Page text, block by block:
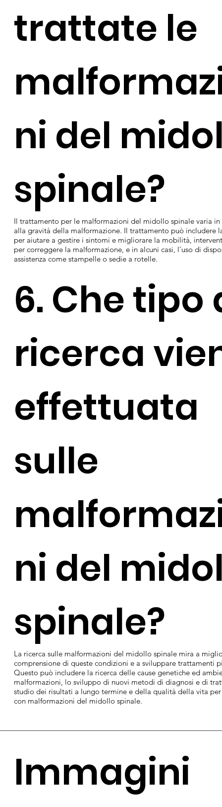
trattate le
ni del
spinale?
Il trattamento per le malformazioni del midollo spinale varia
alla gravità della malformazione. Il trattamento può includere
per aiutare a gestire i sintomi e migliorare la mobilità,
per correggere la malformazione, e in alcuni casi, l'uso di
assistenza come stampelle o sedie a rotelle.
6. Che tipo
ricerca
effettuata
sulle
ni del
spinale?
La ricerca sulle malformazioni del midollo spinale mira a
comprensione di queste condizioni e a sviluppare trattamenti
Questo può includere la ricerca delle cause genetiche ed
malformazioni, lo sviluppo di nuovi metodi di diagnosi e di
studio dei risultati a lungo termine e della qualità della vita
con malformazioni del midollo spinale.
Immagini